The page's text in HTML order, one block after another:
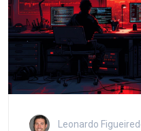
nunca antes vistos.
ver como a IA poderá
mais informadas e
um tema que nos
nas possibilidades
Leonardo